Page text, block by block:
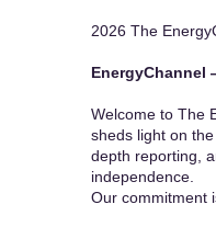
2026 The
EnergyChannel
Welcome to The
sheds light on
depth reporting,
independence.
Our commitment